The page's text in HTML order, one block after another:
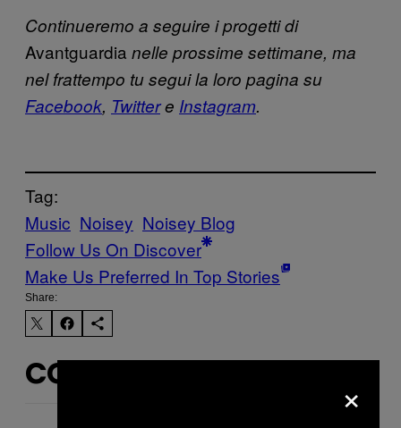
Continueremo a seguire i progetti di
Avantguardia nelle prossime settimane, ma
nel frattempo tu segui la loro pagina su
Facebook, Twittere Instagram.
Tag:
Music Noisey Noisey Blog
Follow Us On Discover
Make Us Preferred In Top Stories
Share:
CONTENUTI SIMILI ×